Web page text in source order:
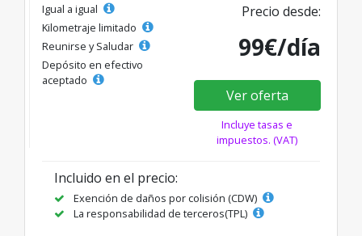
Igual a igual
Kilometraje limitado
Reunirse y Saludar
Depósito en efectivo
aceptado
Precio desde:
99€/día
Ver oferta
Incluye tasas e
impuestos. (VAT)
Incluido en el precio:
Exención de daños por colisión (CDW)
La responsabilidad de terceros(TPL)